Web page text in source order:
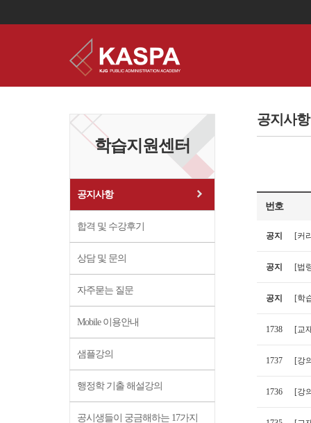
학습지원센터
공지사항
합격 및 수강후기
상담 및 문의
자주묻는 질문
Mobile 이용안내
샘플강의
행정학 기출 해설강의
공시생들이 궁금해하는 17가지
공지사항
번호
공지 [커
공지 [법
공지 [학
1738 [교
1737 [강
1736 [강